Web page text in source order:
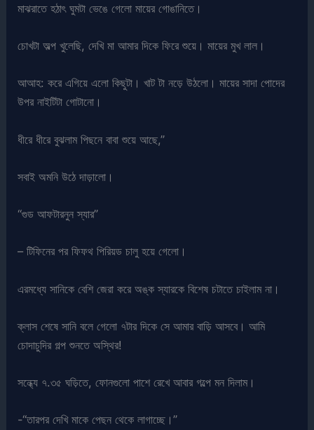
মাঝরাতে হঠাৎ ঘুমটা ভেঙে গেলো মায়ের গোঙানিতে।
চোখটা অল্প খুলেছি, দেখি মা আমার দিকে ফিরে শুয়ে। মায়ের মুখ লাল।
আআহ: করে এগিয়ে এলো কিছুটা। খাট টা নড়ে উঠলো। মায়ের সাদা পোদের
উপর নাইটিটা গোটানো।
ধীরে ধীরে বুঝলাম পিছনে বাবা শুয়ে আছে,”
সবাই অমনি উঠে দাড়ালো।
“গুড আফটারনুন স্যার”
– টিফিনের পর ফিফথ পিরিয়ড চালু হয়ে গেলো।
এরমধ্যে সানিকে বেশি জেরা করে অঙ্ক স্যারকে বিশেষ চটাতে চাইলাম না।
ক্লাস শেষে সানি বলে গেলো ৭টার দিকে সে আমার বাড়ি আসবে। আমি
চোদাচুদির গল্প শুনতে অস্থির!
সন্ধ্যে ৭.৩৫ ঘড়িতে, ফোনগুলো পাশে রেখে আবার গল্পে মন দিলাম।
-“তারপর দেখি মাকে পেছন থেকে লাগাচ্ছে।”